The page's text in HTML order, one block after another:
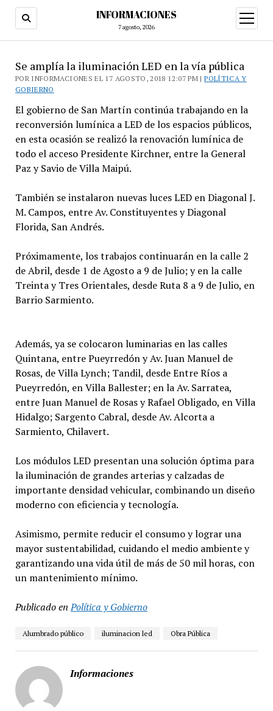
INFORMACIONES
7 agosto, 2026
abrir
menú
Se amplía la iluminación LED en la vía pública
POR INFORMACIONES EL 17 AGOSTO, 2018 12:07 PM |POLÍTICA Y
GOBIERNO
El gobierno de San Martín continúa trabajando en la
reconversión lumínica a LED de los espacios públicos,
en esta ocasión se realizó la renovación lumínica de
todo el acceso Presidente Kirchner, entre la General
Paz y Savio de Villa Maipú.
También se instalaron nuevas luces LED en Diagonal J.
M. Campos, entre Av. Constituyentes y Diagonal
Florida, San Andrés.
Próximamente, los trabajos continuarán en la calle 2
de Abril, desde 1 de Agosto a 9 de Julio; y en la calle
Treinta y Tres Orientales, desde Ruta 8 a 9 de Julio, en
Barrio Sarmiento.
Además, ya se colocaron luminarias en las calles
Quintana, entre Pueyrredón y Av. Juan Manuel de
Rosas, de Villa Lynch; Tandil, desde Entre Ríos a
Pueyrredón, en Villa Ballester; en la Av. Sarratea,
entre Juan Manuel de Rosas y Rafael Obligado, en Villa
Hidalgo; Sargento Cabral, desde Av. Alcorta a
Sarmiento, Chilavert.
Los módulos LED presentan una solución óptima para
la iluminación de grandes arterias y calzadas de
importante densidad vehicular, combinando un diseño
moderno con eficiencia y tecnología.
Asimismo, permite reducir el consumo y lograr una
mayor sustentabilidad, cuidando el medio ambiente y
garantizando una vida útil de más de 50 mil horas, con
un mantenimiento mínimo.
Publicado en Política y Gobierno
Alumbrado público iluminacion led Obra Pública
Informaciones